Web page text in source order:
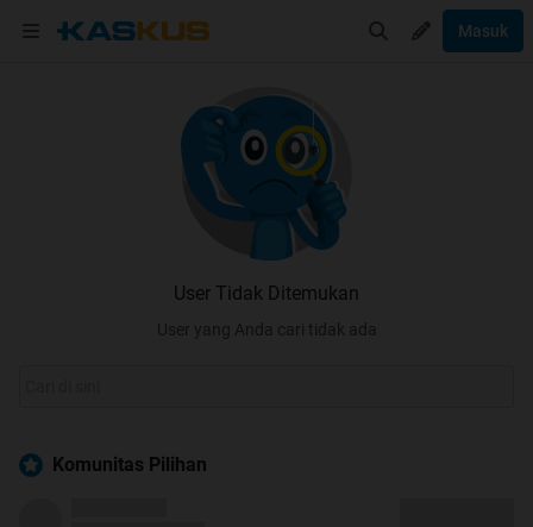
Masuk
User Tidak Ditemukan
User yang Anda cari tidak ada
Komunitas Pilihan